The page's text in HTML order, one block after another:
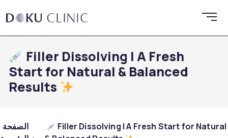
Filler Dissolving | A Fresh
Start for Natural & Balanced
Results
الصفحة
Filler Dissolving | A Fresh Start for Natural